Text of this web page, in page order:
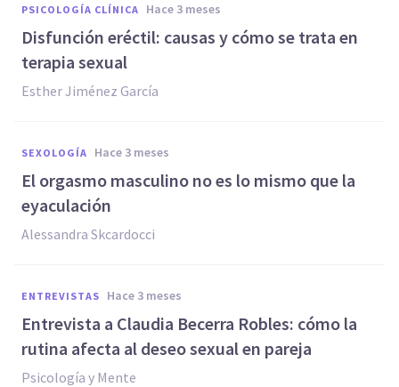
PSICOLOGÍA CLÍNICA hace 3 meses
Disfunción eréctil: causas y cómo se trata en
terapia sexual
Esther Jiménez García
SEXOLOGÍA hace 3 meses
El orgasmo masculino no es lo mismo que la
eyaculación
Alessandra Skcardocci
ENTREVISTAS hace 3 meses
Entrevista a Claudia Becerra Robles: cómo la
rutina afecta al deseo sexual en pareja
Psicología y Mente